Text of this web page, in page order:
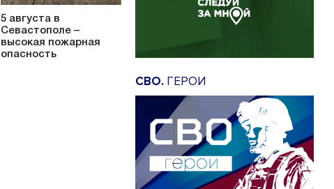
5 августа в
Севастополе –
высокая пожарная
опасность
СВО. ГЕРОИ